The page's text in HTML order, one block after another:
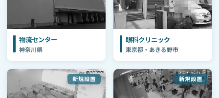
物流センター
神奈川県
眼科クリニック
東京都・あきる野市
新規設置 新規設置